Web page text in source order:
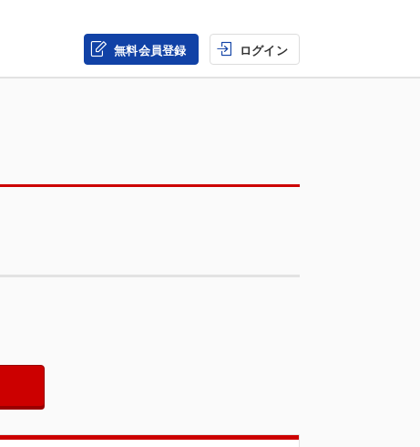
無料会員登録 ログイン